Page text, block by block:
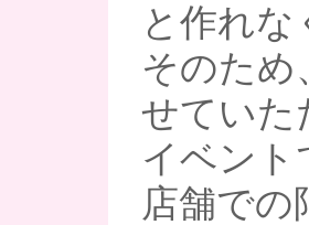
と作れ
そのため
せていた
イベント
店舗での